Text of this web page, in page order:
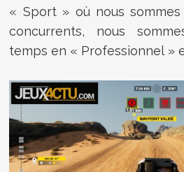
« Sport » où nous sommes
concurrents, nous
temps en « Professionnel »